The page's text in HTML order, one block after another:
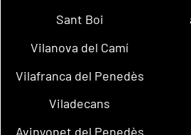
Sant Boi
Vilanova del Camí
Vilafranca del Penedès
Viladecans
Avinyonet del Penedès